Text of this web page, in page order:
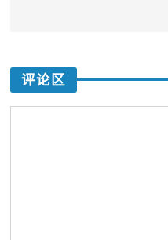
评论区